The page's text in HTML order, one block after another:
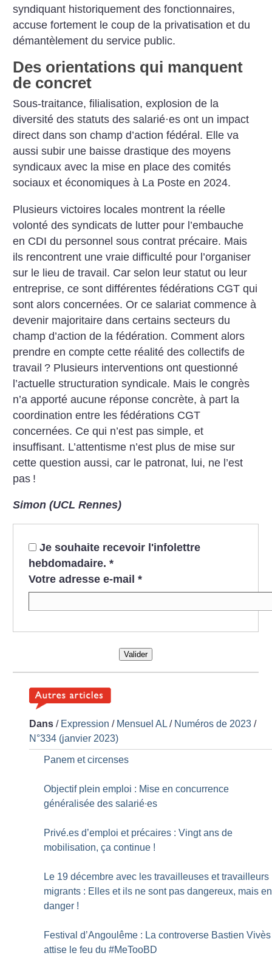
syndiquant historiquement des fonctionnaires,
accuse fortement le coup de la privatisation et du
démantèlement du service public.
Des orientations qui manquent
de concret
Sous-traitance, filialisation, explosion de la
diversité des statuts des salarié·es ont un impact
direct dans son champ d’action fédéral. Elle va
aussi subir une baisse drastique des moyens
syndicaux avec la mise en place des comités
sociaux et économiques à La Poste en 2024.
Plusieurs victoires locales montrent la réelle
volonté des syndicats de lutter pour l’embauche
en CDI du personnel sous contrat précaire. Mais
ils rencontrent une vraie difficulté pour l’organiser
sur le lieu de travail. Car selon leur statut ou leur
entreprise, ce sont différentes fédérations CGT qui
sont alors concernées. Or ce salariat commence à
devenir majoritaire dans certains secteurs du
champ d’action de la fédération. Comment alors
prendre en compte cette réalité des collectifs de
travail ? Plusieurs interventions ont questionné
l’actuelle structuration syndicale. Mais le congrès
n’a apporté aucune réponse concrète, à part la
coordination entre les fédérations CGT
concernées. Ce qui n’est pas simple, et
insuffisant. L’attentisme n’est plus de mise sur
cette question aussi, car le patronat, lui, ne l’est
pas !
Simon (UCL Rennes)
Je souhaite recevoir l'infolettre
hebdomadaire. *
Votre adresse e-mail *
Valider
Dans / Expression / Mensuel AL / Numéros de 2023 /
N°334 (janvier 2023)
Panem et circenses
Objectif plein emploi : Mise en concurrence
généralisée des salarié∙es
Privé.es d’emploi et précaires : Vingt ans de
mobilisation, ça continue !
Le 19 décembre avec les travailleuses et travailleurs
migrants : Elles et ils ne sont pas dangereux, mais en
danger !
Festival d’Angoulême : La controverse Bastien Vivès
attise le feu du #MeTooBD